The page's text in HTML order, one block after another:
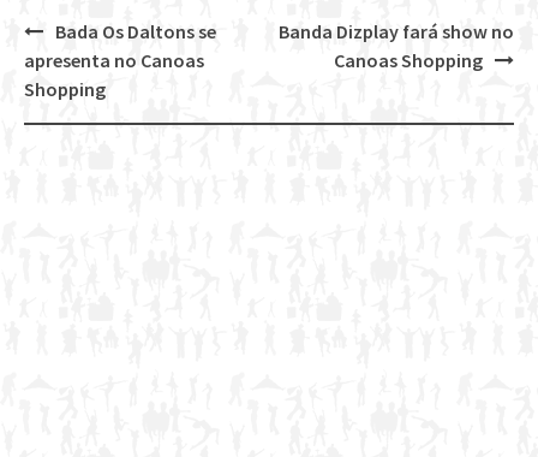
Post
navigation
Banda Dizplay fará show no
Canoas Shopping
Bada Os Daltons se
apresenta no Canoas
Shopping